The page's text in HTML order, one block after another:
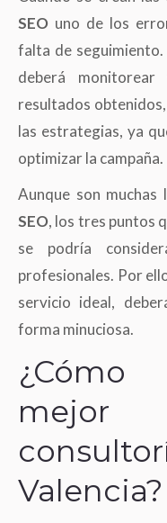
SEO uno de los
falta de
deberá
resultados
las estrategias, ya
optimizar la campaña.
Aunque son muchas
SEO, los tres puntos
se podría
profesionales. Por
servicio ideal,
forma minuciosa.
mejor
Valencia?